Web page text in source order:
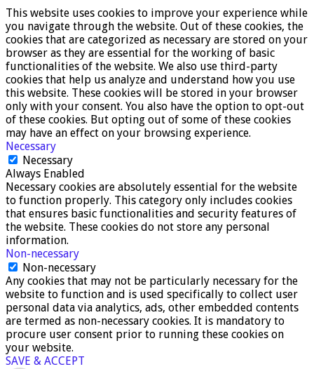
This website uses cookies to improve your experience while
you navigate through the website. Out of these cookies, the
cookies that are categorized as necessary are stored on your
browser as they are essential for the working of basic
functionalities of the website. We also use third-party
cookies that help us analyze and understand how you use
this website. These cookies will be stored in your browser
only with your consent. You also have the option to opt-out
of these cookies. But opting out of some of these cookies
may have an effect on your browsing experience.
Necessary
Necessary
Always Enabled
Necessary cookies are absolutely essential for the website
to function properly. This category only includes cookies
that ensures basic functionalities and security features of
the website. These cookies do not store any personal
information.
Non-necessary
Non-necessary
Any cookies that may not be particularly necessary for the
website to function and is used specifically to collect user
personal data via analytics, ads, other embedded contents
are termed as non-necessary cookies. It is mandatory to
procure user consent prior to running these cookies on
your website.
SAVE & ACCEPT